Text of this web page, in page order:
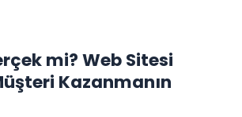
mi? Web Sitesi
Kazanmanın